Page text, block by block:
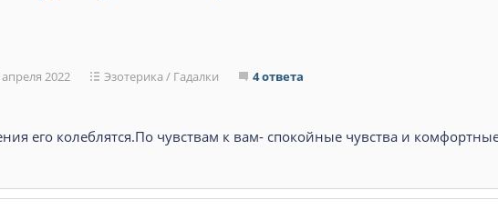
апреля 2022 Эзотерика / Гадалки 4 ответа
его колеблятся.По чувствам к вам- спокойные чувства и